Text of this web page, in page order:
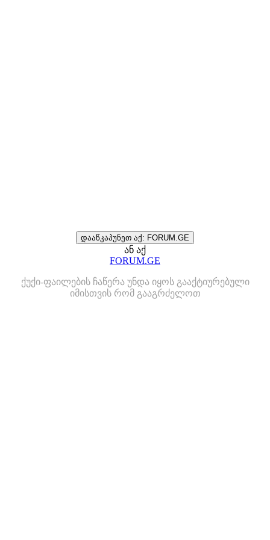
დააწკაპუნეთ აქ: FORUM.GE
ან აქ
FORUM.GE
ქუქი-ფაილების ჩაწერა უნდა იყოს გააქტიურებული
იმისთვის რომ გააგრძელოთ